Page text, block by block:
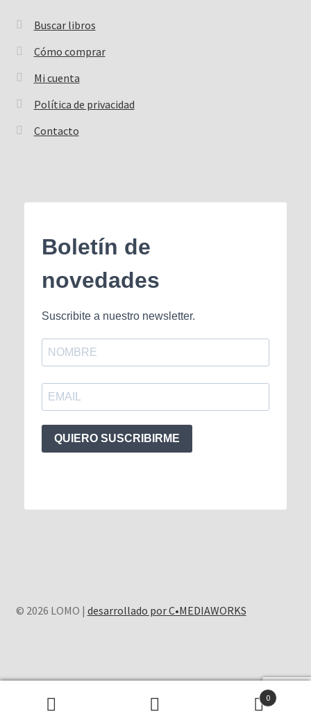
Buscar libros
Buscar:
Cómo comprar
Mi cuenta
Política de privacidad
Contacto
Boletín de
novedades
Suscribite a nuestro newsletter.
QUIERO SUSCRIBIRME
© 2026 LOMO | desarrollado por C•MEDIAWORKS
0